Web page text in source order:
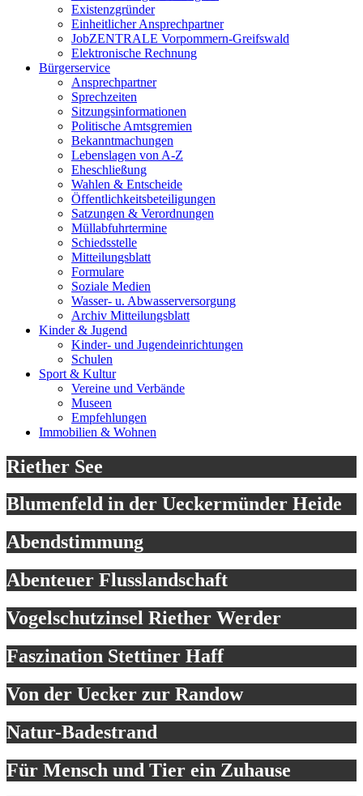
Existenzgründer
Einheitlicher Ansprechpartner
JobZENTRALE Vorpommern-Greifswald
Elektronische Rechnung
Bürgerservice
Ansprechpartner
Sprechzeiten
Sitzungsinformationen
Politische Amtsgremien
Bekanntmachungen
Lebenslagen von A-Z
Eheschließung
Wahlen & Entscheide
Öffentlichkeitsbeteiligungen
Satzungen & Verordnungen
Müllabfuhrtermine
Schiedsstelle
Mitteilungsblatt
Formulare
Soziale Medien
Wasser- u. Abwasserversorgung
Archiv Mitteilungsblatt
Kinder & Jugend
Kinder- und Jugendeinrichtungen
Schulen
Sport & Kultur
Vereine und Verbände
Museen
Empfehlungen
Immobilien & Wohnen
Riether See
Blumenfeld in der Ueckermünder Heide
Abendstimmung
Abenteuer Flusslandschaft
Vogelschutzinsel Riether Werder
Faszination Stettiner Haff
Von der Uecker zur Randow
Natur-Badestrand
Für Mensch und Tier ein Zuhause